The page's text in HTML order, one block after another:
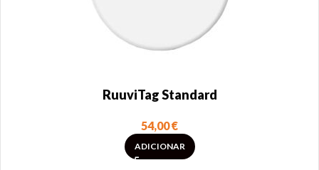
RuuviTag Standard
54,00€
ADICIONAR